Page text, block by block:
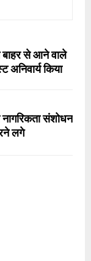
से आने वाले
अनिवार्य किया
संशोधन
लगे